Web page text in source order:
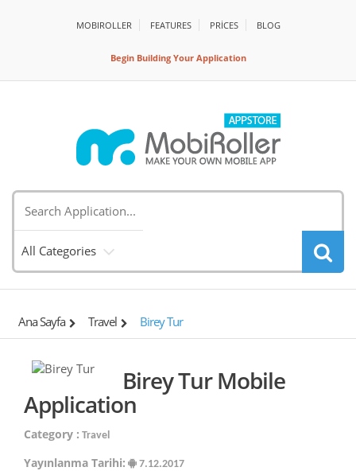
MOBIROLLER FEATURES PRİCES BLOG
Begin Building Your Application
All Categories
Ana Sayfa Travel Birey Tur
Birey Tur Mobile
Application
Category : Travel
Yayınlanma Tarihi: 7.12.2017